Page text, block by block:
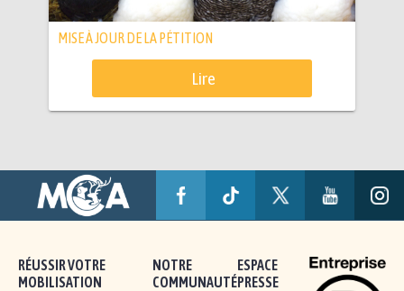
MISE À JOUR DE LA PÉTITION
Lire
RÉUSSIR VOTRE
MOBILISATION
NOTRE
COMMUNAUTÉ
ESPACE
PRESSE